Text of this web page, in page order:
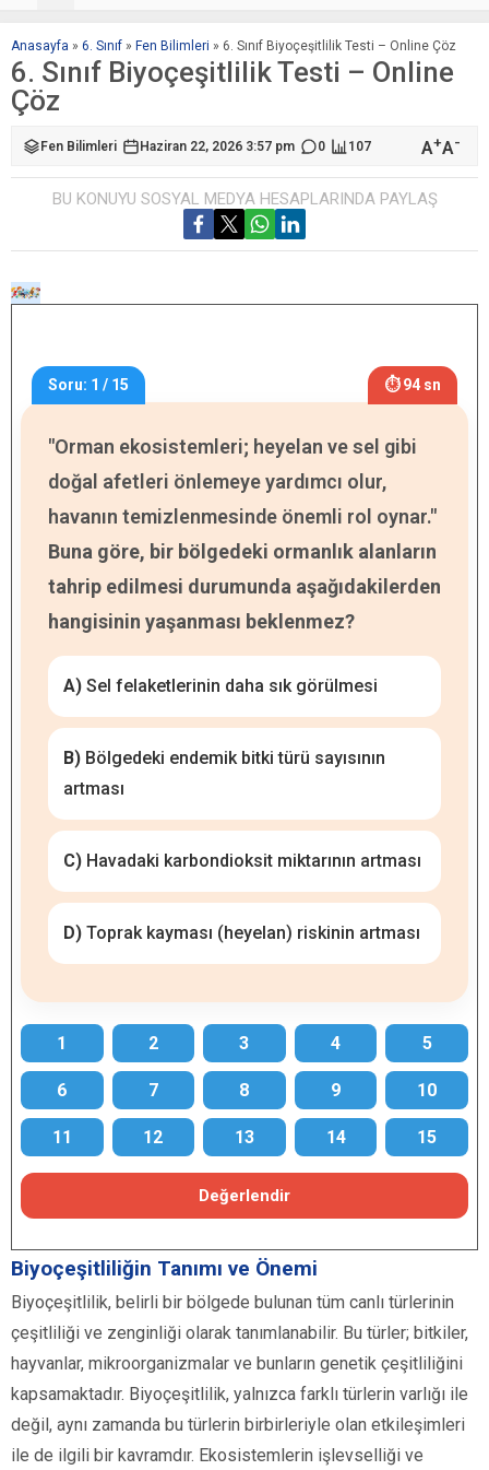
Anasayfa » 6. Sınıf » Fen Bilimleri » 6. Sınıf Biyoçeşitlilik Testi – Online Çöz
6. Sınıf Biyoçeşitlilik Testi – Online
Çöz
Fen Bilimleri Haziran 22, 2026 3:57 pm 0 107 A+A-
BU KONUYU SOSYAL MEDYA HESAPLARINDA PAYLAŞ
Soru: 1 / 15 ⏱ 94 sn
"Orman ekosistemleri; heyelan ve sel gibi
doğal afetleri önlemeye yardımcı olur,
havanın temizlenmesinde önemli rol oynar."
Buna göre, bir bölgedeki ormanlık alanların
tahrip edilmesi durumunda aşağıdakilerden
hangisinin yaşanması beklenmez?
A) Sel felaketlerinin daha sık görülmesi
B) Bölgedeki endemik bitki türü sayısının
artması
C) Havadaki karbondioksit miktarının artması
D) Toprak kayması (heyelan) riskinin artması
1 2 3 4 5
6 7 8 9 10
11 12 13 14 15
Değerlendir
Biyoçeşitliliğin Tanımı ve Önemi
Biyoçeşitlilik, belirli bir bölgede bulunan tüm canlı türlerinin
çeşitliliği ve zenginliği olarak tanımlanabilir. Bu türler; bitkiler,
hayvanlar, mikroorganizmalar ve bunların genetik çeşitliliğini
kapsamaktadır. Biyoçeşitlilik, yalnızca farklı türlerin varlığı ile
değil, aynı zamanda bu türlerin birbirleriyle olan etkileşimleri
ile de ilgili bir kavramdır. Ekosistemlerin işlevselliği ve